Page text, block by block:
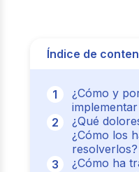
Índice de
¿Cómo y
¿Qué
¿Cómo los
resolverlos?
¿Cómo ha